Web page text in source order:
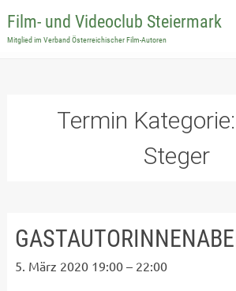
Film- und Videoclub Steiermark
Mitglied im Verband Österreichischer Film-Autoren
Termin Kategorie:
Steger
5. März 2020 19:00– 22:00